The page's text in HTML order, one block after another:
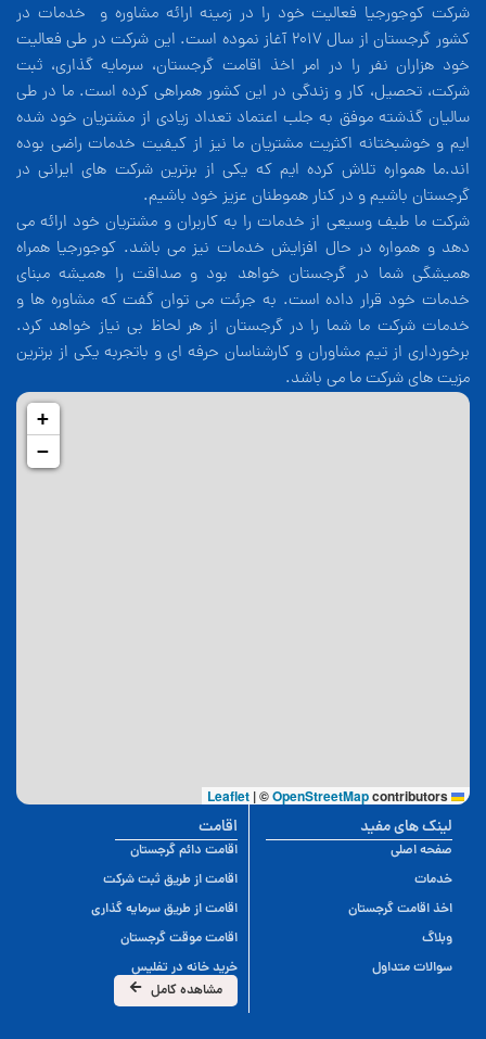
شرکت کوجورجیا فعالیت خود را در زمینه ارائه مشاوره و خدمات در
کشور گرجستان از سال 2017 آغاز نموده است. این شرکت در طی فعالیت
خود هزاران نفر را در امر اخذ اقامت گرجستان، سرمایه گذاری، ثبت
شرکت، تحصیل، کار و زندگی در این کشور همراهی کرده است. ما در طی
سالیان گذشته موفق به جلب اعتماد تعداد زیادی از مشتریان خود شده
ایم و خوشبختانه اکثریت مشتریان ما نیز از کیفیت خدمات راضی بوده
اند.ما همواره تلاش کرده ایم که یکی از برترین شرکت های ایرانی در
گرجستان باشیم و در کنار هموطنان عزیز خود باشیم.
شرکت ما طیف وسیعی از خدمات را به کاربران و مشتریان خود ارائه می
دهد و همواره در حال افزایش خدمات نیز می باشد. کوجورجیا همراه
همیشگی شما در گرجستان خواهد بود و صداقت را همیشه مبنای
خدمات خود قرار داده است. به جرئت می توان گفت که مشاوره ها و
خدمات شرکت ما شما را در گرجستان از هر لحاظ بی نیاز خواهد کرد.
برخورداری از تیم مشاوران و کارشناسان حرفه ای و باتجربه یکی از برترین
مزیت های شرکت ما می باشد.
+
−
Leaflet
|©OpenStreetMapcontributors
اقامت
اقامت دائم گرجستان
اقامت از طریق ثبت شرکت
اقامت از طریق سرمایه گذاری
اقامت موقت گرجستان
خرید خانه در تفلیس
مشاهده کامل
لینک های مفید
صفحه اصلی
خدمات
اخذ اقامت گرجستان
وبلاگ
سوالات متداول